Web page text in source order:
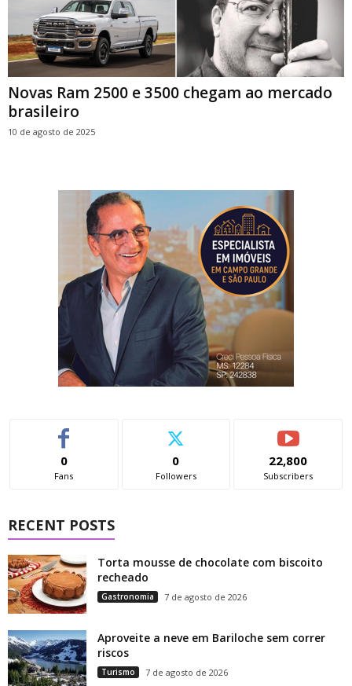
Novas Ram 2500 e 3500 chegam ao mercado
brasileiro
10 de agosto de 2025
0
Fans
0
Followers
22,800
Subscribers
RECENT POSTS
Torta mousse de chocolate com biscoito
recheado
Gastronomia 7 de agosto de 2026
Aproveite a neve em Bariloche sem correr
riscos
Turismo 7 de agosto de 2026